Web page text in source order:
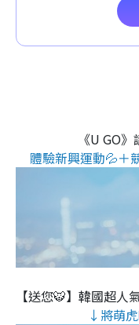
《U GO
體驗新興運動💦＋
【送您🐯】韓國超人
↓將萌